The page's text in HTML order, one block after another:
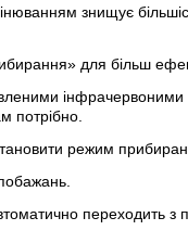
знищує
для більш
потрібно.
режим
переходить з